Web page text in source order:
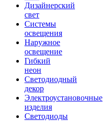
Дизайнерский
свет
Системы
освещения
Наружное
освещение
Гибкий
неон
Светодиодный
декор
Электроустановочные
изделия
Светодиоды